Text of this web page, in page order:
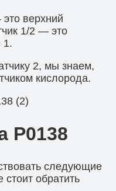
верхний
1/2 — это
1.
2, мы знаем,
кислорода.
P0138
следующие
обратить